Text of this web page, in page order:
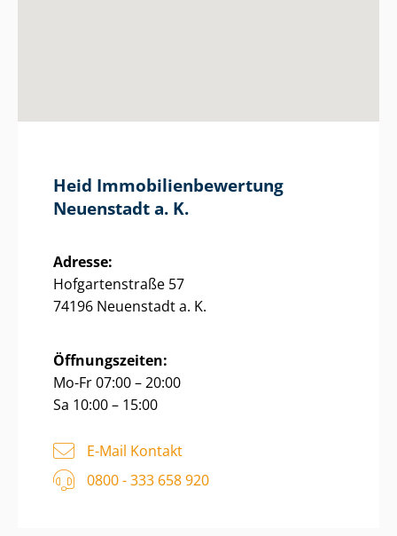
Heid Im­mo­bi­li­en­be­wer­tung
Neuenstadt a. K.
Adresse:
Hofgartenstraße 57
74196 Neuenstadt a. K.
Öffnungszeiten:
Mo-Fr 07:00 – 20:00
Sa 10:00 – 15:00
E-Mail Kontakt
0800 - 333 658 920